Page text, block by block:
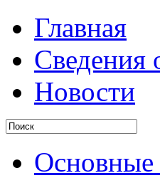
Главная
Сведения
Новости
Основные